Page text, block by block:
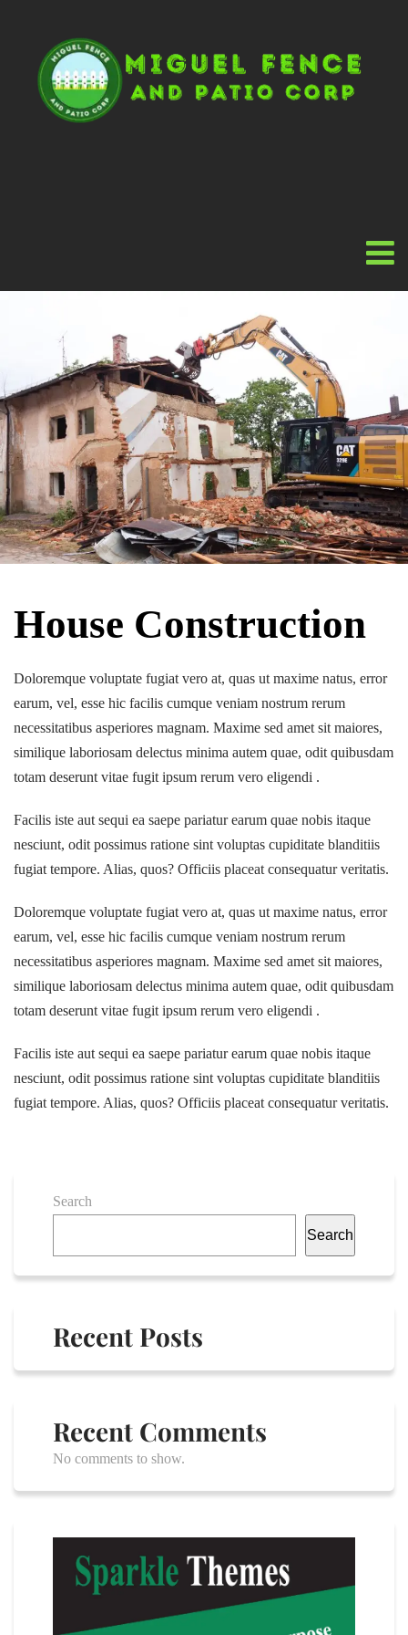
House Construction
Doloremque voluptate fugiat vero at, quas ut maxime natus, error
earum, vel, esse hic facilis cumque veniam nostrum rerum
necessitatibus asperiores magnam. Maxime sed amet sit maiores,
similique laboriosam delectus minima autem quae, odit quibusdam
totam deserunt vitae fugit ipsum rerum vero eligendi .
Facilis iste aut sequi ea saepe pariatur earum quae nobis itaque
nesciunt, odit possimus ratione sint voluptas cupiditate blanditiis
fugiat tempore. Alias, quos? Officiis placeat consequatur veritatis.
Doloremque voluptate fugiat vero at, quas ut maxime natus, error
earum, vel, esse hic facilis cumque veniam nostrum rerum
necessitatibus asperiores magnam. Maxime sed amet sit maiores,
similique laboriosam delectus minima autem quae, odit quibusdam
totam deserunt vitae fugit ipsum rerum vero eligendi .
Facilis iste aut sequi ea saepe pariatur earum quae nobis itaque
nesciunt, odit possimus ratione sint voluptas cupiditate blanditiis
fugiat tempore. Alias, quos? Officiis placeat consequatur veritatis.
Search
Search
Recent Posts
Recent Comments
No comments to show.